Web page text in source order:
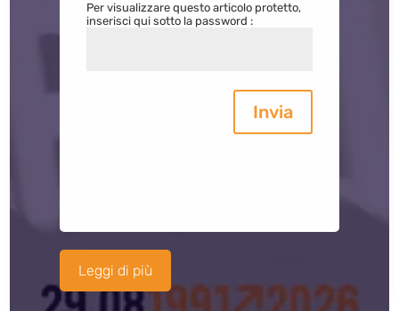
Per visualizzare questo articolo protetto,
inserisci qui sotto la password :
Invia
Leggi di più